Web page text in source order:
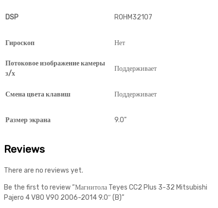
DSP ROHM32107
Гироскоп Нет
Потоковое изображение камеры
з/х
Поддерживает
Смена цвета клавиш Поддерживает
Размер экрана 9.0"
Reviews
There are no reviews yet.
Be the first to review “Магнитола Teyes CC2 Plus 3-32 Mitsubishi
Pajero 4 V80 V90 2006-2014 9.0″ (B)”